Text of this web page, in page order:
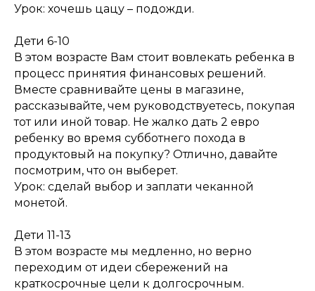
Урок: хочешь цацу – подожди.
Дети 6-10
В этом возрасте Вам стоит вовлекать ребенка в
процесс принятия финансовых решений.
Вместе сравнивайте цены в магазине,
рассказывайте, чем руководствуетесь, покупая
тот или иной товар. Не жалко дать 2 евро
ребенку во время субботнего похода в
продуктовый на покупку? Отлично, давайте
посмотрим, что он выберет.
Урок: сделай выбор и заплати чеканной
монетой.
Дети 11-13
В этом возрасте мы медленно, но верно
переходим от идеи сбережений на
краткосрочные цели к долгосрочным.